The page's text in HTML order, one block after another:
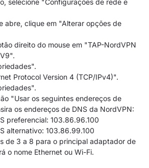
selecione "Configurações de rede e
abre, clique em "Alterar opções de
direito do mouse em "TAP-NordVPN
Protocol Version 4 (TCP/IPv4)".
"Usar os seguintes endereços de
os endereços de DNS da NordVPN:
preferencial: 103.86.96.100
alternativo: 103.86.99.100
de 3 a 8 para o principal adaptador de
o nome Ethernet ou Wi-Fi.